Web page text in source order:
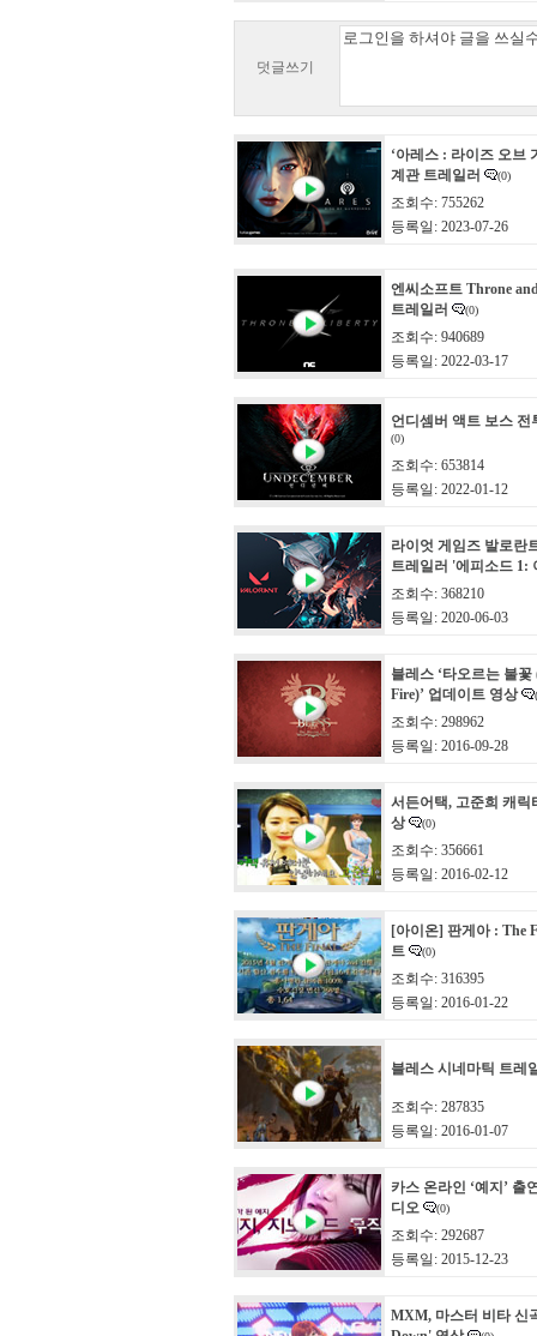
덧글쓰기
‘아레스 : 라이즈 오브
계관 트레일러
(0)
조회수: 755262
등록일: 2023-07-26
엔씨소프트 Throne
트레일러
(0)
조회수: 940689
등록일: 2022-03-17
언디셈버 액트 보스 전
(0)
조회수: 653814
등록일: 2022-01-12
라이엇 게임즈 발로란
트레일러 '에피소드 1:
조회수: 368210
등록일: 2020-06-03
블레스 ‘타오르는 불꽃
Fire)’ 업데이트 영상
조회수: 298962
등록일: 2016-09-28
서든어택, 고준희 캐릭
상
(0)
조회수: 356661
등록일: 2016-02-12
[아이온] 판게아 : The
트
(0)
조회수: 316395
등록일: 2016-01-22
블레스 시네마틱 트레
조회수: 287835
등록일: 2016-01-07
카스 온라인 ‘예지’ 출
디오
(0)
조회수: 292687
등록일: 2015-12-23
MXM, 마스터 비타 신